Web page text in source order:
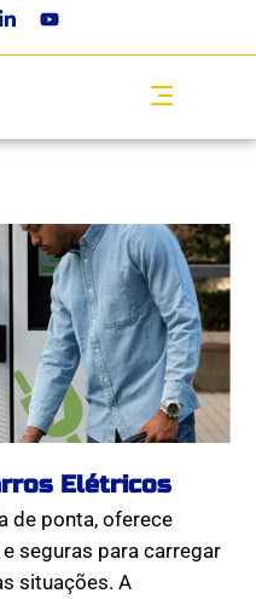
Elétricos
de ponta, oferece
seguras para carregar
situações. A